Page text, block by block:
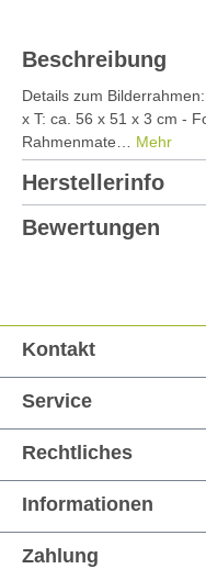
Beschreibung
Details zum
x T: ca. 56 x 51 x 3 cm -
Rahmenmate… Mehr
Herstellerinfo
Bewertungen
Kontakt
Service
Rechtliches
Informationen
Zahlung